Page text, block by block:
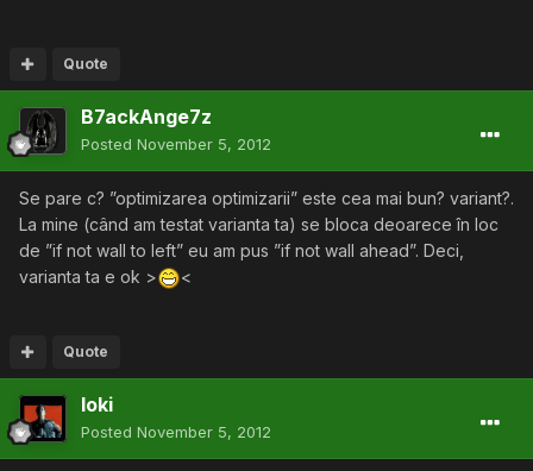
Quote
B7ackAnge7z
Posted November 5, 2012
Se pare c? ”optimizarea optimizarii” este cea mai bun? variant?.
La mine (când am testat varianta ta) se bloca deoarece în loc
de ”if not wall to left” eu am pus ”if not wall ahead”. Deci,
varianta ta e ok >
<
Quote
loki
Posted November 5, 2012